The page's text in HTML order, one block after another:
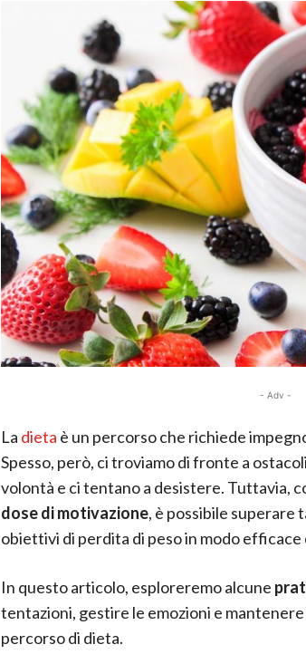
- Adv -
La dieta è un percorso che richiede
Spesso, però, ci troviamo di fronte a
volontà e ci tentano a desistere. Tuttavia,
dose di motivazione, è possibile superare
obiettivi di perdita di peso in modo efficace
In questo articolo, esploreremo alcune
tentazioni, gestire le emozioni e
percorso di dieta.